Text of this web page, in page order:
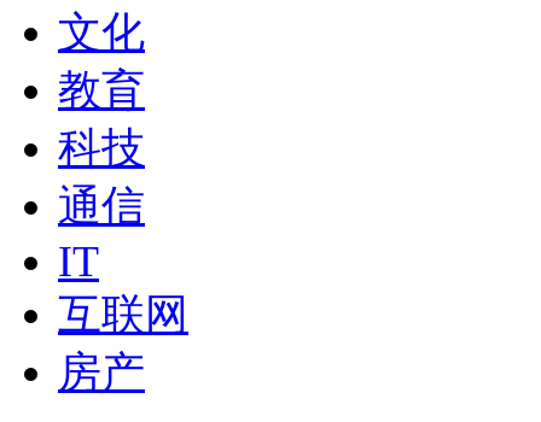
文化
教育
科技
通信
IT
互联网
房产